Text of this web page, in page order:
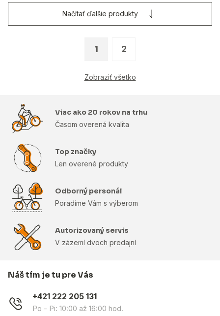
1 2
Zobraziť všetko
Načítať ďalšie produkty
Viac ako 20 rokov na trhu
Časom overená kvalita
Top značky
Len overené produkty
Odborný personál
Poradíme Vám s výberom
Autorizovaný servis
V zázemí dvoch predajní
Náš tím je tu pre Vás
+421 222 205 131
Po - Pi: 10:00 až 16:00 hod.